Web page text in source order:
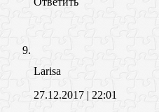
Larisa
27.12.2017 | 22:01